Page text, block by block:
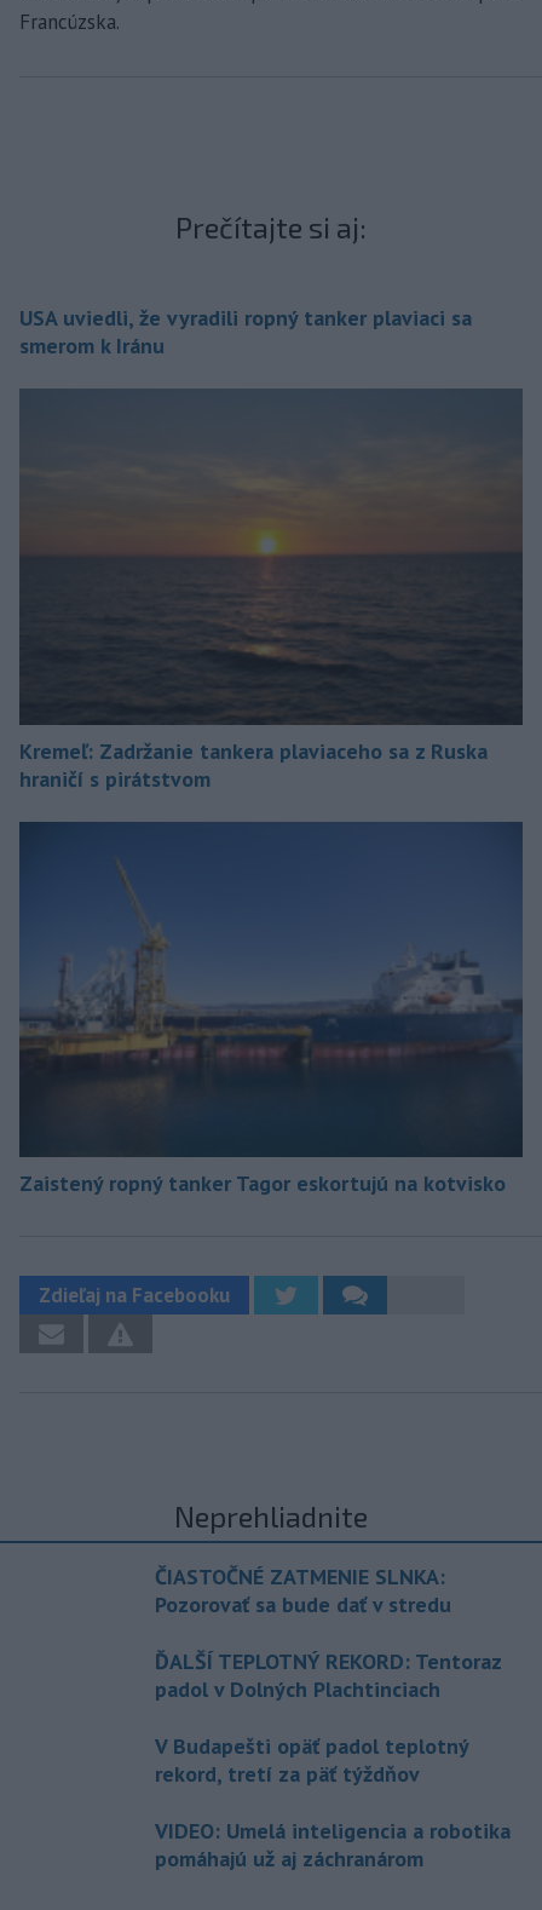
Francúzska.
Prečítajte si aj:
USA uviedli, že vyradili ropný tanker plaviaci sa
smerom k Iránu
Kremeľ: Zadržanie tankera plaviaceho sa z Ruska
hraničí s pirátstvom
Zaistený ropný tanker Tagor eskortujú na kotvisko
Zdieľaj na Facebooku
Neprehliadnite
ČIASTOČNÉ ZATMENIE SLNKA:
Pozorovať sa bude dať v stredu
ĎALŠÍ TEPLOTNÝ REKORD: Tentoraz
padol v Dolných Plachtinciach
V Budapešti opäť padol teplotný
rekord, tretí za päť týždňov
VIDEO: Umelá inteligencia a robotika
pomáhajú už aj záchranárom